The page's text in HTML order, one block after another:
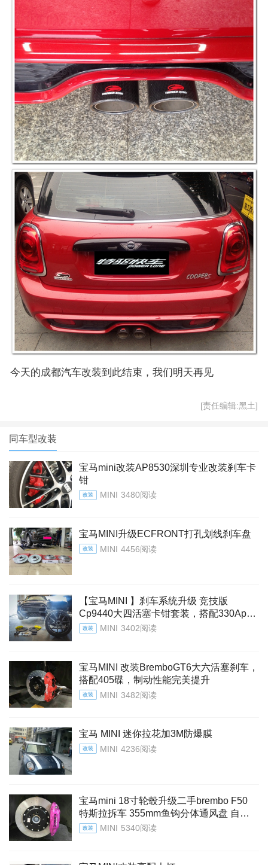
今天的成都汽车改装到此结束，我们明天再见
[责任编辑:黑土]
同车型改装
宝马mini改装AP8530深圳专业改装刹车卡
钳
改装 MINI 3480阅读
宝马MINI升级ECFRONT打孔划线刹车盘
改装 MINI 4456阅读
【宝马MINI 】刹车系统升级 竞技版
Cp9440大四活塞卡钳套装，搭配330Ap原
装刹车盘
改装 MINI 3402阅读
宝马MINI 改装BremboGT6大六活塞刹车，
搭配405碟，制动性能完美提升
改装 MINI 3482阅读
宝马 MINI 迷你拉花加3M防爆膜
改装 MINI 4236阅读
宝马mini 18寸轮毂升级二手brembo F50
特斯拉拆车 355mm鱼钩分体通风盘 自定
个性logo颜色
改装 MINI 5340阅读